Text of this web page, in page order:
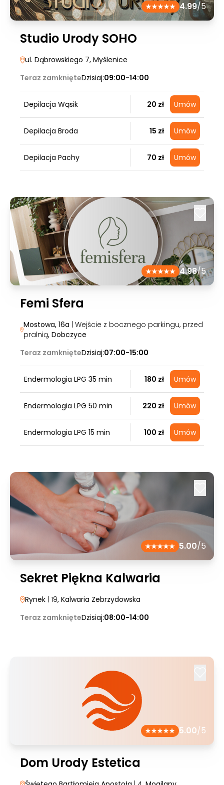
4.99/5
Studio Urody SOHO
ul. Dąbrowskiego 7, Myślenice
Teraz zamknięteDzisiaj:09:00-14:00
Depilacja Wąsik 20 zł Umów
Depilacja Broda 15 zł Umów
Depilacja Pachy 70 zł Umów
4.98/5
Femi Sfera
Mostowa, 16a | Wejście z bocznego parkingu, przed
pralnią, Dobczyce
Teraz zamknięteDzisiaj:07:00-15:00
Endermologia LPG 35 min 180 zł Umów
Endermologia LPG 50 min 220 zł Umów
Endermologia LPG 15 min 100 zł Umów
5.00/5
Sekret Piękna Kalwaria
Rynek | 19, Kalwaria Zebrzydowska
Teraz zamknięteDzisiaj:08:00-14:00
5.00/5
Dom Urody Estetica